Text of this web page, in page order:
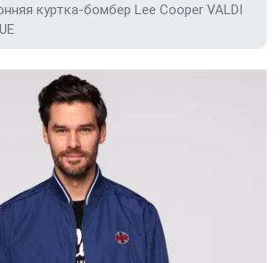
куртка-бомбер Lee Cooper VALDI